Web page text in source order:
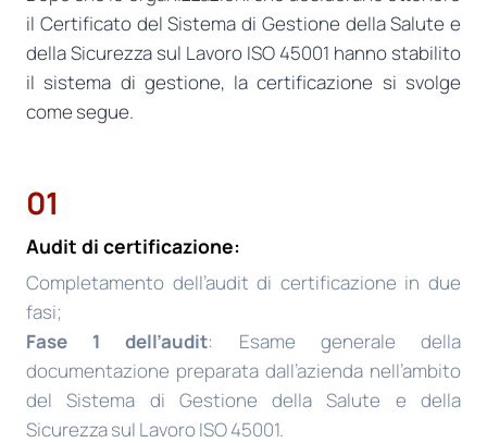
il Certificato del Sistema di Gestione della Salute e
della Sicurezza sul Lavoro ISO 45001 hanno stabilito
il sistema di gestione, la certificazione si svolge
come segue.
01
Audit di certificazione:
Completamento dell’audit di certificazione in due
fasi;
Fase 1 dell’audit: Esame generale della
documentazione preparata dall’azienda nell’ambito
del Sistema di Gestione della Salute e della
Sicurezza sul Lavoro ISO 45001.